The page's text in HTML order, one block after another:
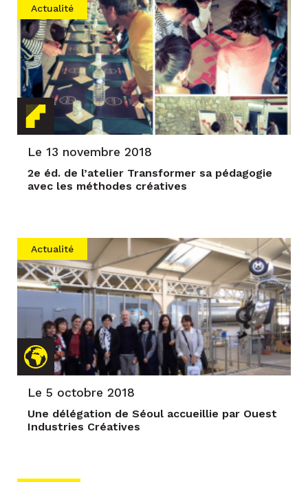
Actualité
Le 13 novembre 2018
2e éd. de l’atelier Transformer sa pédagogie
avec les méthodes créatives
Actualité
Le 5 octobre 2018
Une délégation de Séoul accueillie par Ouest
Industries Créatives